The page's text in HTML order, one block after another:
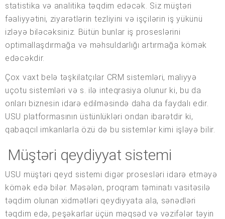
statistika və analitika təqdim edəcək. Siz müştəri
fəaliyyətini, ziyarətlərin tezliyini və işçilərin iş yükünü
izləyə biləcəksiniz. Bütün bunlar iş proseslərini
optimallaşdırmağa və məhsuldarlığı artırmağa kömək
edəcəkdir.
Çox vaxt belə təşkilatçılar CRM sistemləri, maliyyə
uçotu sistemləri və s. ilə inteqrasiya olunur ki, bu da
onları biznesin idarə edilməsində daha da faydalı edir.
USU platformasının üstünlükləri ondan ibarətdir ki,
qabaqcıl imkanlarla özü də bu sistemlər kimi işləyə bilir.
Müştəri qeydiyyat sistemi
USU müştəri qeyd sistemi digər prosesləri idarə etməyə
kömək edə bilər. Məsələn, proqram təminatı vasitəsilə
təqdim olunan xidmətləri qeydiyyata ala, sənədləri
təqdim edə, peşəkarlar üçün məqsəd və vəzifələr təyin